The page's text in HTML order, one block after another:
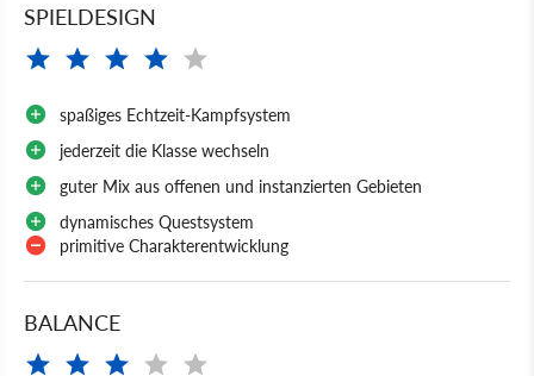
SPIELDESIGN
spaßiges Echtzeit-Kampfsystem
jederzeit die Klasse wechseln
guter Mix aus offenen und instanzierten Gebieten
dynamisches Questsystem
primitive Charakterentwicklung
BALANCE